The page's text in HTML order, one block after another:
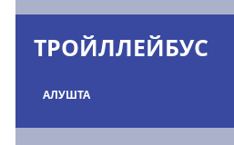
ТРОЙЛЛЕЙБУС
АЛУШТА